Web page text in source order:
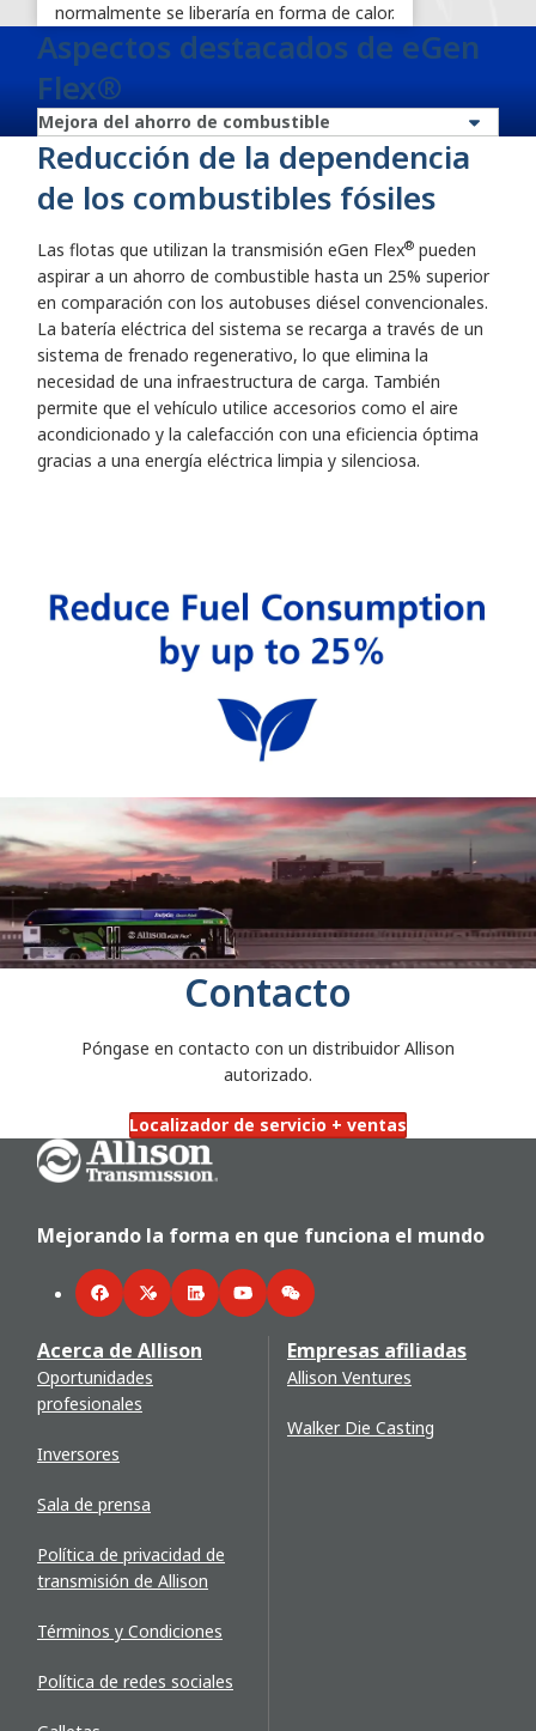
normalmente se liberaría en forma de calor.
Aspectos destacados de eGen
Flex®
Reducción de la dependencia
de los combustibles fósiles
Las flotas que utilizan la transmisión eGen Flex® pueden
aspirar a un ahorro de combustible hasta un 25% superior
en comparación con los autobuses diésel convencionales.
La batería eléctrica del sistema se recarga a través de un
sistema de frenado regenerativo, lo que elimina la
necesidad de una infraestructura de carga. También
permite que el vehículo utilice accesorios como el aire
acondicionado y la calefacción con una eficiencia óptima
gracias a una energía eléctrica limpia y silenciosa.
Contacto
Póngase en contacto con un distribuidor Allison
autorizado.
Localizador de servicio + ventas
Go Home
Mejorando la forma en que funciona el mundo
FacebookTwitterLinkedInYouTubeWeChat
Acerca de Allison
Oportunidades
profesionales
Inversores
Sala de prensa
Política de privacidad de
transmisión de Allison
Términos y Condiciones
Política de redes sociales
Empresas afiliadas
Allison Ventures
Walker Die Casting